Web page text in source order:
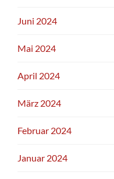
Juni 2024
Mai 2024
April 2024
März 2024
Februar 2024
Januar 2024